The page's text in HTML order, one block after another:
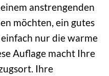
anstrengenden
möchten, ein gutes
nur die warme
Auflage macht Ihre
Ihre